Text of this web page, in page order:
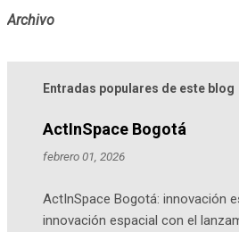
Archivo
Entradas populares de este blog
ActInSpace Bogotá
febrero 01, 2026
ActInSpace Bogotá: innovación
innovación espacial con el